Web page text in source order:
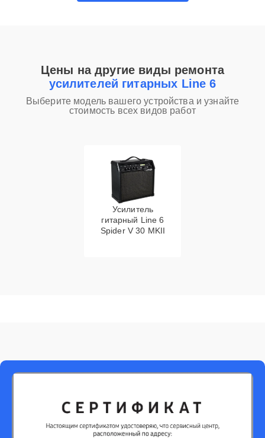
Цены на другие виды ремонта
усилителей гитарных Line 6
Выберите модель вашего устройства и узнайте
стоимость всех видов работ
Усилитель
гитарный Line 6
Spider V 30 MKII